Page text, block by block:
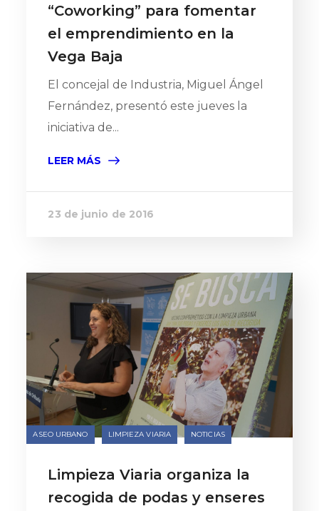
“Coworking” para fomentar
el emprendimiento en la
Vega Baja
El concejal de Industria, Miguel Ángel
Fernández, presentó este jueves la
iniciativa de...
LEER MÁS
23 de junio de 2016
ASEO URBANO LIMPIEZA VIARIA NOTICIAS
Limpieza Viaria organiza la
recogida de podas y enseres